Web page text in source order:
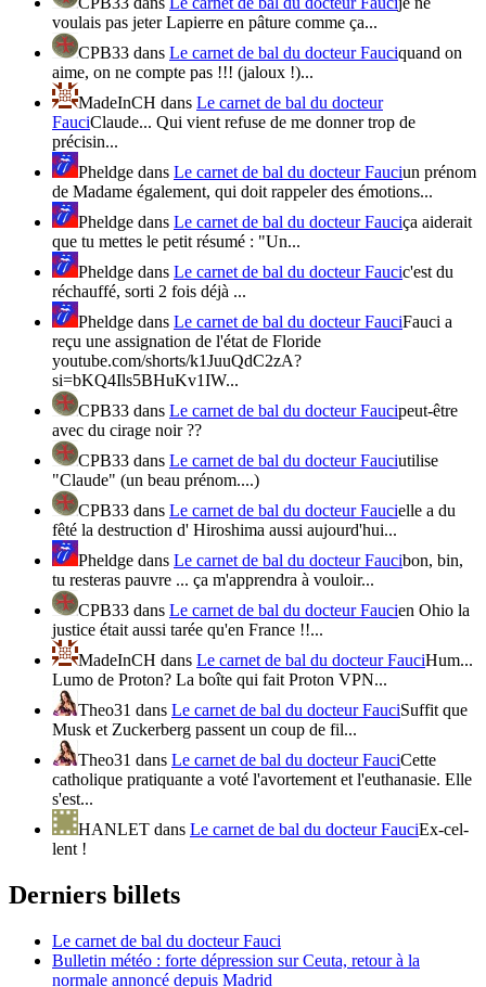
voulais pas jeter Lapierre en pâture comme ça...
CPB33 dans Le carnet de bal du docteur Fauciquand on
aime, on ne compte pas !!! (jaloux !)...
MadeInCH dans Le carnet de bal du docteur
FauciClaude... Qui vient refuse de me donner trop de
précisin...
Pheldge dans Le carnet de bal du docteur Fauciun prénom
de Madame également, qui doit rappeler des émotions...
Pheldge dans Le carnet de bal du docteur Fauciça aiderait
que tu mettes le petit résumé : "Un...
Pheldge dans Le carnet de bal du docteur Faucic'est du
réchauffé, sorti 2 fois déjà ...
Pheldge dans Le carnet de bal du docteur FauciFauci a
reçu une assignation de l'état de Floride
youtube.com/shorts/k1JuuQdC2zA?
si=bKQ4Ils5BHuKv1IW...
CPB33 dans Le carnet de bal du docteur Faucipeut-être
avec du cirage noir ??
CPB33 dans Le carnet de bal du docteur Fauciutilise
"Claude" (un beau prénom....)
CPB33 dans Le carnet de bal du docteur Faucielle a du
fêté la destruction d' Hiroshima aussi aujourd'hui...
Pheldge dans Le carnet de bal du docteur Faucibon, bin,
tu resteras pauvre ... ça m'apprendra à vouloir...
CPB33 dans Le carnet de bal du docteur Faucien Ohio la
justice était aussi tarée qu'en France !!...
MadeInCH dans Le carnet de bal du docteur FauciHum...
Lumo de Proton? La boîte qui fait Proton VPN...
Theo31 dans Le carnet de bal du docteur FauciSuffit que
Musk et Zuckerberg passent un coup de fil...
Theo31 dans Le carnet de bal du docteur FauciCette
catholique pratiquante a voté l'avortement et l'euthanasie. Elle
s'est...
HANLET dans Le carnet de bal du docteur FauciEx-cel-
lent !
Derniers billets
Le carnet de bal du docteur Fauci
Bulletin météo : forte dépression sur Ceuta, retour à la
normale annoncé depuis Madrid